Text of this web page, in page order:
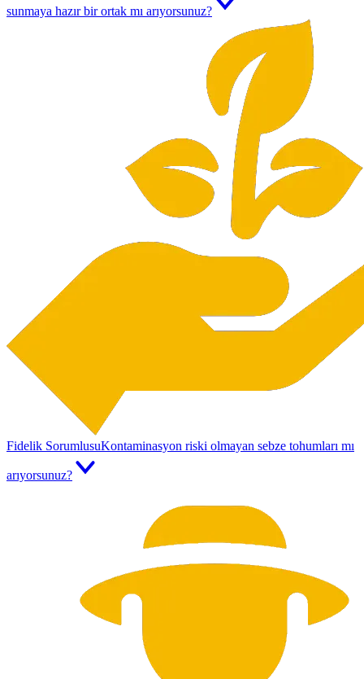
sunmaya hazır bir ortak mı arıyorsunuz?
Fidelik SorumlusuKontaminasyon riski olmayan sebze tohumları mı
arıyorsunuz?